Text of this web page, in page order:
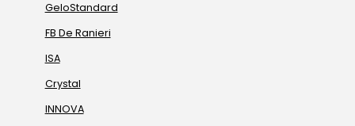
GeloStandard
FB De Ranieri
ISA
Crystal
INNOVA